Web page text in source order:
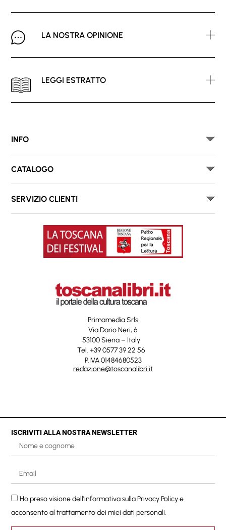
LA NOSTRA OPINIONE
LEGGI ESTRATTO
INFO
CATALOGO
SERVIZIO CLIENTI
Primamedia Srls
Via Dario Neri, 6
53100 Siena – Italy
Tel. +39 0577 39 22 56
P.IVA 01484680523
redazione@toscanalibri.it
ISCRIVITI ALLA NOSTRA NEWSLETTER
Ho preso visione dell'informativa sullaPrivacy Policye
acconsento al trattamento dei miei dati personali.